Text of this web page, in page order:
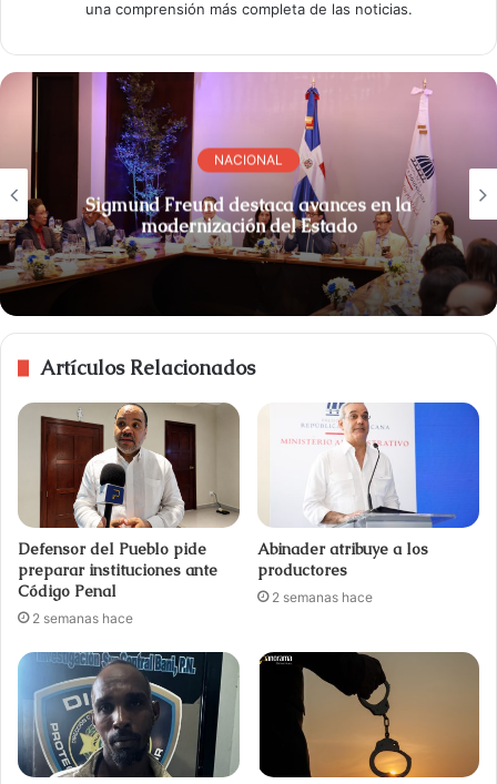
una comprensión más completa de las noticias.
NACIONAL
Sigmund Freund destaca avances en la
modernización del Estado
Artículos Relacionados
Defensor del Pueblo pide
preparar instituciones ante
Código Penal
2 semanas hace
Abinader atribuye a los
productores
2 semanas hace